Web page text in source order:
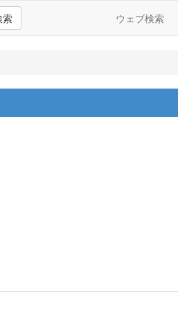
索 ウェブ検索